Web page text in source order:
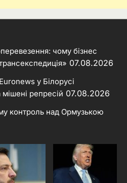
чому бізнес
07.08.2026
у Білорусі
репресій 07.08.2026
контроль над Ормузькою